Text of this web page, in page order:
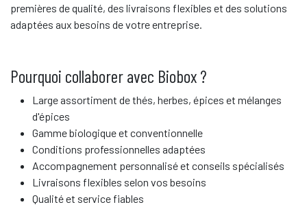
premières de qualité, des livraisons flexibles et des solutions
adaptées aux besoins de votre entreprise.
Pourquoi collaborer avec Biobox ?
Large assortiment de thés, herbes, épices et mélanges
d'épices
Gamme biologique et conventionnelle
Conditions professionnelles adaptées
Accompagnement personnalisé et conseils spécialisés
Livraisons flexibles selon vos besoins
Qualité et service fiables